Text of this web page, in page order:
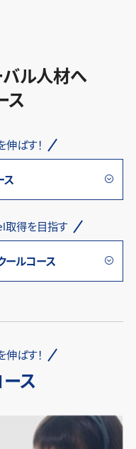
ル人材へ
ス
ばす！
ス
取得を目指す
ールコース
ばす！
ス